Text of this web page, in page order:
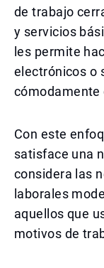
de trabajo
y servicios
les permite
electrónicos o
cómodamente
Con este
satisface una
considera las
laborales
aquellos que
motivos de